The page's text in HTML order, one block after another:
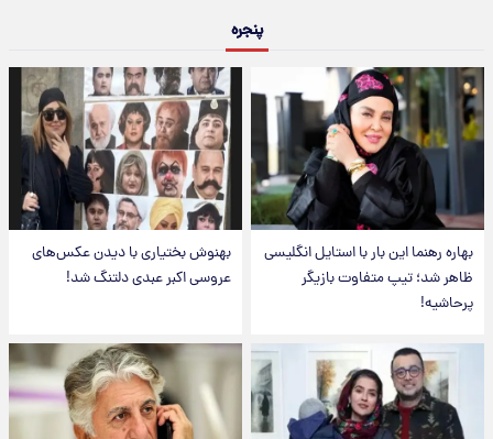
پنجره
بهاره رهنما این بار با استایل انگلیسی
ظاهر شد؛ تیپ متفاوت بازیگر
پرحاشیه!
بهنوش بختیاری با دیدن عکس‌های
عروسی اکبر عبدی دلتنگ شد!